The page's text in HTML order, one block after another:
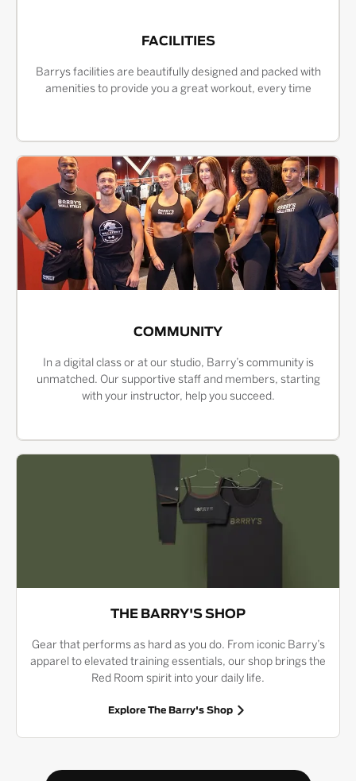
FACILITIES
Barrys facilities are beautifully designed and packed with
amenities to provide you a great workout, every time
COMMUNITY
In a digital class or at our studio, Barry’s community is
unmatched. Our supportive staff and members, starting
with your instructor, help you succeed.
THE BARRY'S SHOP
Gear that performs as hard as you do. From iconic Barry’s
apparel to elevated training essentials, our shop brings the
Red Room spirit into your daily life.
Explore The Barry's Shop